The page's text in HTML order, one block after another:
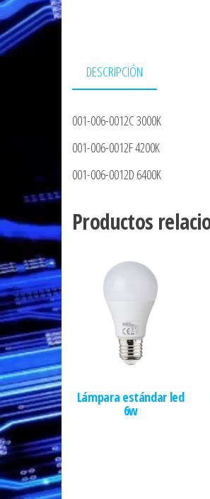
DESCRIPCIÓN
001-006-0012C 3000K
001-006-0012F 4200K
001-006-0012D 6400K
Productos
Lámpara estándar led
6w